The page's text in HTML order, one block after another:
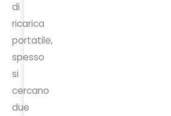
di
ricarica
portatile,
spesso
si
cercano
due